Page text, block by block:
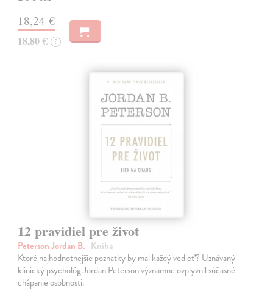
18,24 €
18,80 € ?
12 pravidiel pre život
Peterson Jordan B. | Kniha
Ktoré najhodnotnejšie poznatky by mal každý vedieť? Uznávaný
klinický psychológ Jordan Peterson významne ovplyvnil súčasné
chápanie osobnosti.